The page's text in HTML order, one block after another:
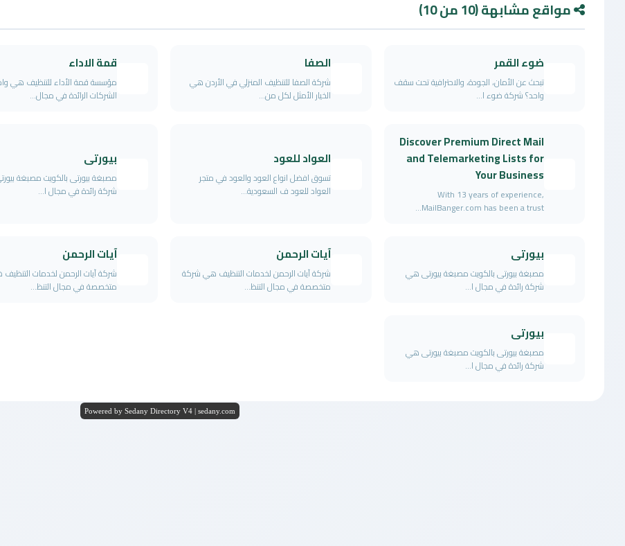
مواقع مشابهة (10 من 10)
ضوء القمر
تبحث عن الأمان، الجودة، والاحترافية تحت سقف
واحد؟ شركة ضوء ا...
الصفا
شركة الصفا للتنظيف المنزلي في الأردن هي
الخيار الأمثل لكل من...
قمة الاداء
مؤسسة قمة الأداء للتنظيف هي
الشركات الرائدة في مجال...
Discover Premium Direct Mail
and Telemarketing Lists for
Your Business
With 13 years of experience,
MailBanger.com has been a trust...
العواد للعود
تسوق افضل انواع العود والعود في متجر
العواد للعود ف السعودية...
بيورتى
مصبغة بيورتى بالكويت مصبغة
شركة رائدة في مجال ا...
بيورتى
مصبغة بيورتى بالكويت مصبغة بيورتى هي
شركة رائدة في مجال ا...
آيات الرحمن
شركة آيات الرحمن لخدمات التنظيف هي شركة
متخصصة في مجال التنظ...
آيات الرحمن
شركة آيات الرحمن لخدمات
متخصصة في مجال التنظ...
بيورتى
مصبغة بيورتى بالكويت مصبغة بيورتى هي
شركة رائدة في مجال ا...
Powered by Sedany Directory V4 | sedany.com